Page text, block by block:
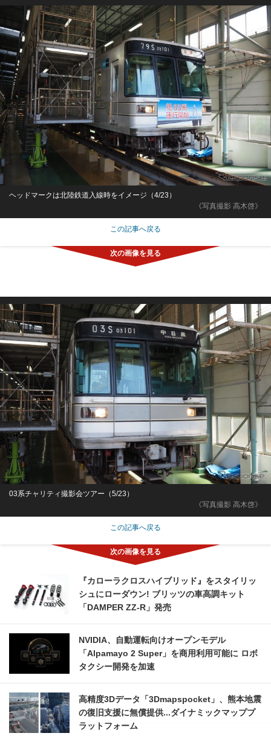
《写真撮影 高木啓》
ヘッドマークは北陸鉄道入線時をイメージ（4/23）
この記事へ戻る
《写真撮影 高木啓》
03系チャリティ撮影会ツアー（5/23）
この記事へ戻る
『カローラクロスハイブリッド』をスタイリッ
シュにローダウン! ブリッツの車高調キット
「DAMPER ZZ-R」発売
NVIDIA、自動運転向けオープンモデル
「Alpamayo 2 Super」を商用利用可能に ロボ
タクシー開発を加速
高精度3Dデータ「3Dmapspocket」、熊本地震
の復旧支援に無償提供...ダイナミックマッププ
ラットフォーム